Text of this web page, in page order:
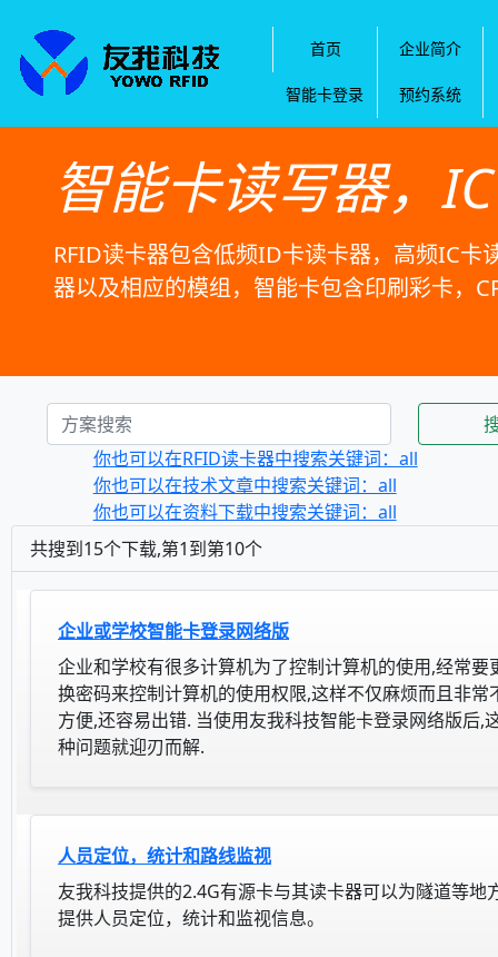
首页 企业简介
智能卡登录 预约系统
智能卡读写器，
RFID读卡器包含低频ID卡读卡器，高频IC卡
器以及相应的模组，智能卡包含印刷彩卡，
你也可以在RFID读卡器中搜索关键词：all
你也可以在技术文章中搜索关键词：all
你也可以在资料下载中搜索关键词：all
共搜到15个下载,第1到第10个
企业或学校智能卡登录网络版
企业和学校有很多计算机为了控制计算机的使用,经常要
换密码来控制计算机的使用权限,这样不仅麻烦而且非常
方便,还容易出错. 当使用友我科技智能卡登录网络版后,
种问题就迎刃而解.
人员定位，统计和路线监视
友我科技提供的2.4G有源卡与其读卡器可以为隧道等地
提供人员定位，统计和监视信息。